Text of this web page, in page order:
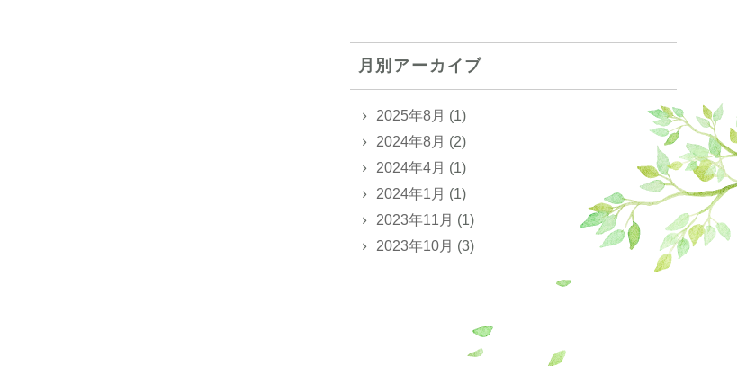
月別アーカイブ
2025年8月 (1)
2024年8月 (2)
2024年4月 (1)
2024年1月 (1)
2023年11月 (1)
2023年10月 (3)